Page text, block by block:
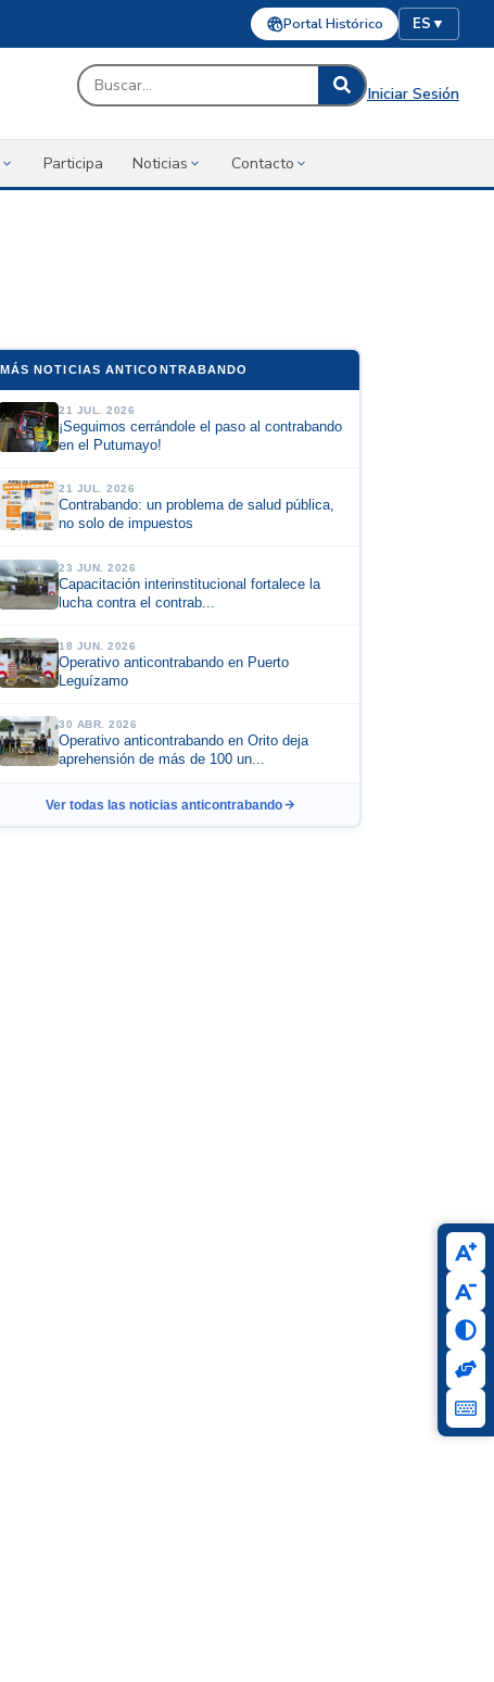
Portal Histórico ES▼
Iniciar Sesión
Participa Noticias Contacto
MÁS NOTICIAS ANTICONTRABANDO
21 JUL. 2026
¡Seguimos cerrándole el paso al contrabando
en el Putumayo!
21 JUL. 2026
Contrabando: un problema de salud pública,
no solo de impuestos
23 JUN. 2026
Capacitación interinstitucional fortalece la
lucha contra el contrab...
18 JUN. 2026
Operativo anticontrabando en Puerto
Leguízamo
30 ABR. 2026
Operativo anticontrabando en Orito deja
aprehensión de más de 100 un...
Ver todas las noticias anticontrabando